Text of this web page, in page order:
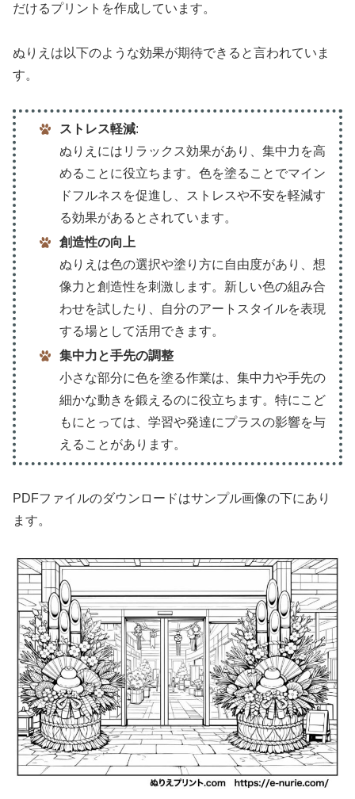
だけるプリントを作成しています。
ぬりえは以下のような効果が期待できると言われていま
す。
ストレス軽減:
ぬりえにはリラックス効果があり、集中力を高
めることに役立ちます。色を塗ることでマイン
ドフルネスを促進し、ストレスや不安を軽減す
る効果があるとされています。
創造性の向上
ぬりえは色の選択や塗り方に自由度があり、想
像力と創造性を刺激します。新しい色の組み合
わせを試したり、自分のアートスタイルを表現
する場として活用できます。
集中力と手先の調整
小さな部分に色を塗る作業は、集中力や手先の
細かな動きを鍛えるのに役立ちます。特にこど
もにとっては、学習や発達にプラスの影響を与
えることがあります。
PDFファイルのダウンロードはサンプル画像の下にあり
ます。